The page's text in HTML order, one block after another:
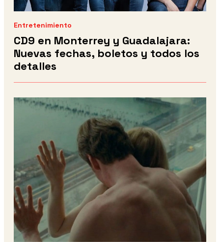
Entretenimiento
CD9 en Monterrey y Guadalajara:
Nuevas fechas, boletos y todos los
detalles